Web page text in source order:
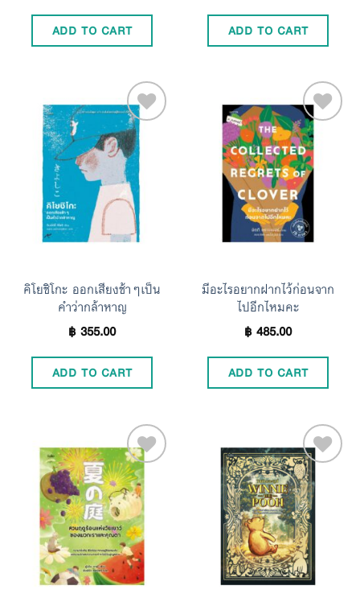
ADD TO CART ADD TO CART
Add to
Wishlist
คิโยชิโกะ ออกเสียงช้าๆเป็น
คำว่ากล้าหาญ
฿355.00
ADD TO CART
Add to
Wishlist
มีอะไรอยากฝากไว้ก่อนจาก
ไปอีกไหมคะ
฿485.00
ADD TO CART
Add to
Wishlist
Add to
Wishlist